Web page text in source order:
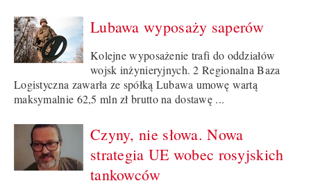
Lubawa wyposaży saperów
Kolejne wyposażenie trafi do oddziałów
wojsk inżynieryjnych. 2 Regionalna Baza
Logistyczna zawarła ze spółką Lubawa umowę wartą
maksymalnie 62,5 mln zł brutto na dostawę ...
Czyny, nie słowa. Nowa
strategia UE wobec rosyjskich
tankowców